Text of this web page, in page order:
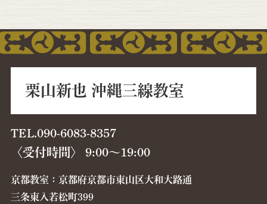
栗山新也 沖縄三線教室
TEL.090-6083-8357
〈受付時間〉 9:00〜19:00
京都教室：京都府京都市東山区大和大路通
三条東入若松町399